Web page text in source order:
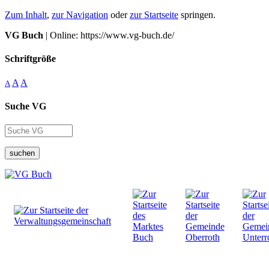
Zum Inhalt, zur Navigation oderzur Startseite springen.
VG Buch | Online: https://www.vg-buch.de/
Schriftgröße
A A A
Suche VG
suchen